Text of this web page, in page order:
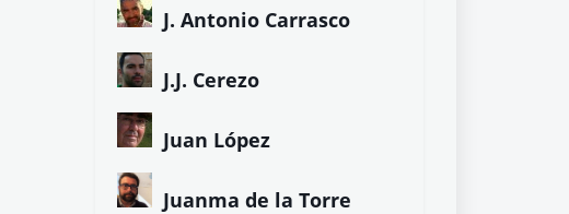
J. Antonio Carrasco
J.J. Cerezo
Juan López
Juanma de la Torre